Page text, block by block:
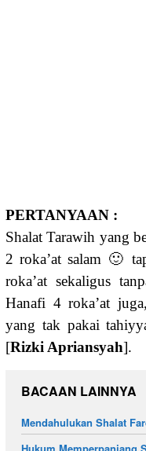
PERTANYAAN :
Shalat Tarawih yang
2 roka’at salam 🙂
roka’at sekaligus
Hanafi 4 roka’at
yang tak pakai
[Rizki Apriansyah].
BACAAN LAINNYA
Mendahulukan Shalat